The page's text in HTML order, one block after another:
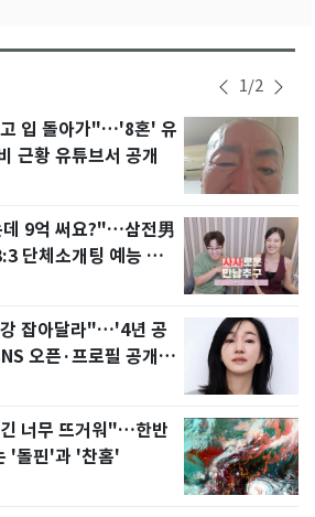
1/2
입 돌아가"…'8혼' 유
근황 유튜브서 공개
9억 써요?"…삼전男
단체소개팅 예능 화
잡아달라"…'4년 공
오픈·프로필 공개
너무 뜨거워"…한반
'돌핀'과 '찬홈'